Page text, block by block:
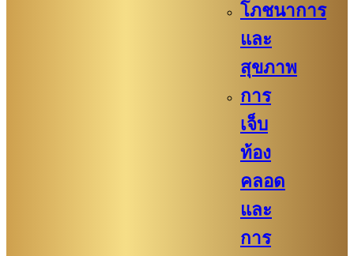
โภชนาการ
และ
สุขภาพ
การ
เจ็บ
ท้อง
คลอด
และ
การ